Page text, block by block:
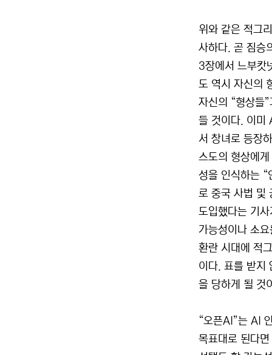
위와 같은 적그
사하다. 곧 짐승
3장에서 느부캇
도 역시 자신의
자신의 “형상들
들 것이다. 이미
서 창녀로 등장
스도의 형상에
성을 인식하는 “
로 중국 사법 및
도입했다는 기
가능성이나 소
환란 시대에 적
이다. 표를 받지
을 당하게 될
“오픈AI”는 AI
목표대로 된다